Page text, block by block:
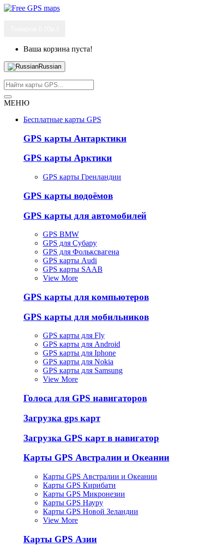
Ваша корзина пуста!
Russian
МЕНЮ
Бесплатные карты GPS
GPS карты Антарктики
GPS карты Арктики
GPS карты Гренландии
GPS карты водоёмов
GPS карты для автомобилей
GPS BMW
GPS для Субару
GPS для Фольксвагена
GPS карты Audi
GPS карты SAAB
View More
GPS карты для компьютеров
GPS карты для мобильников
GPS карты для Fly
GPS карты для Android
GPS карты для Iphone
GPS карты для Nokia
GPS карты для Samsung
View More
Голоса для GPS навигаторов
Загрузка gps карт
Загрузка GPS карт в навигатор
Карты GPS Австралии и Океании
Карты GPS Австралии и Океании
Карты GPS Кирибати
Карты GPS Микронезии
Карты GPS Науру
Карты GPS Новой Зеландии
View More
Карты GPS Азии